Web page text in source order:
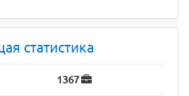
статистика
1367